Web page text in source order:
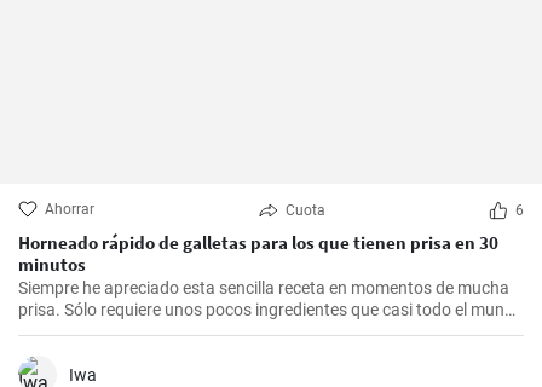
Ahorrar Cuota 6
Horneado rápido de galletas para los que tienen prisa en 30
minutos
Siempre he apreciado esta sencilla receta en momentos de mucha
prisa. Sólo requiere unos pocos ingredientes que casi todo el mundo
tiene en casa, y en apenas 30 minutos puedes estar disfrutando de
unas deliciosas galletas caseras. Con su textura crujiente y su
sabor dulce, siempre eran un éxito para las visitas improvisadas y
Iwa